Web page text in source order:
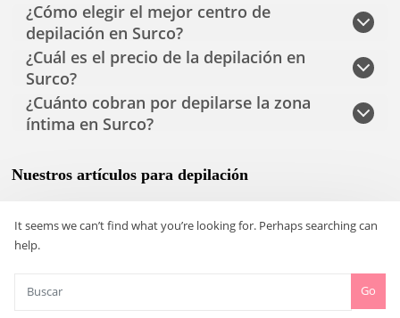
¿Cómo elegir el mejor centro de
depilación en Surco?
¿Cuál es el precio de la depilación en
Surco?
¿Cuánto cobran por depilarse la zona
íntima en Surco?
Nuestros artículos para depilación
It seems we can’t find what you’re looking for. Perhaps searching can
help.
Go